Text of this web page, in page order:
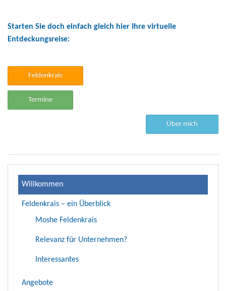
Starten Sie doch einfach gleich hier Ihre virtuelle
Entdeckungsreise:
Feldenkrais
Termine
Über mich
Willkommen
Feldenkrais – ein Überblick
Moshe Feldenkrais
Relevanz für Unternehmen?
Interessantes
Angebote